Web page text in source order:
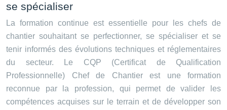
se spécialiser
La formation continue est essentielle pour les chefs de
chantier souhaitant se perfectionner, se spécialiser et se
tenir informés des évolutions techniques et réglementaires
du secteur. Le CQP (Certificat de Qualification
Professionnelle) Chef de Chantier est une formation
reconnue par la profession, qui permet de valider les
compétences acquises sur le terrain et de développer son